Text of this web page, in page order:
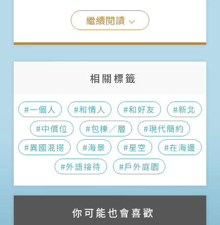
繼續閱讀
相關標籤
#一個人 #和情人 #和好友
#新北
#中價位
#包棟／層
#現代簡約
#異國混搭
#海景 #星空
#在海邊
#外語接待
#戶外庭園
你可能也會喜歡